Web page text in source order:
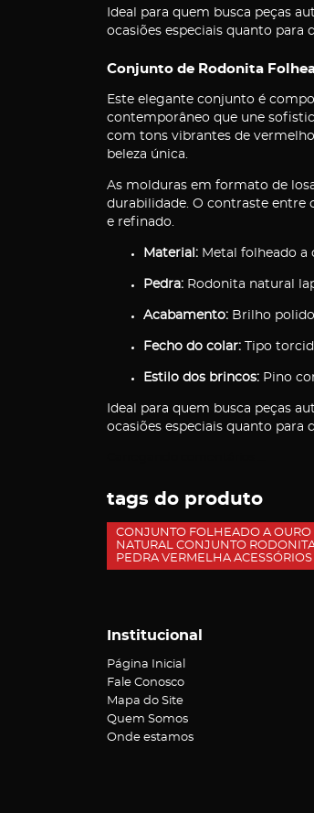
Ideal para quem busca peças
ocasiões especiais quanto para
Conjunto de Rodonita
Este elegante conjunto é
contemporâneo que une
com tons vibrantes de
beleza única.
As molduras em formato de
durabilidade. O contraste entre
e refinado.
Material: Metal folheado a
Pedra: Rodonita natural
Acabamento: Brilho polido
Fecho do colar: Tipo
Estilo dos brincos: Pino
Ideal para quem busca peças
ocasiões especiais quanto para
tags do produto
CONJUNTO FOLHEADO A
NATURAL CONJUNTO
PEDRA VERMELHA
Institucional
Página Inicial
Fale Conosco
Mapa do Site
Quem Somos
Onde estamos